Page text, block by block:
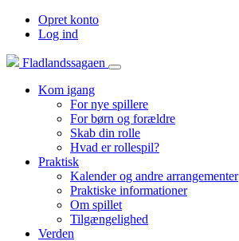
Opret konto
Log ind
Fladlandssagaen
Kom igang
For nye spillere
For børn og forældre
Skab din rolle
Hvad er rollespil?
Praktisk
Kalender og andre arrangementer
Praktiske informationer
Om spillet
Tilgængelighed
Verden